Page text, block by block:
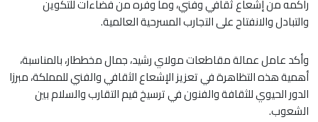
راكمه من إشعاع ثقافي وفني، وما وفره من فضاءات للتكوين
والتبادل والانفتاح على التجارب المسرحية العالمية.
وأكد عامل عمالة مقاطعات مولاي رشيد، جمال مخططار، بالمناسبة،
أهمية هذه التظاهرة في تعزيز الإشعاع الثقافي والفني للمملكة، مبرزا
الدور الحيوي للثقافة والفنون في ترسيخ قيم التقارب والسلام بين
الشعوب.